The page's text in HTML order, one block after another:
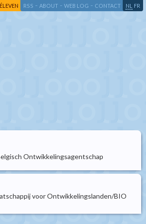
RSS - ABOUT - WEB LOG - CONTACT NL FR
Ontwikkelingsagentschap
voor Ontwikkelingslanden/BIO